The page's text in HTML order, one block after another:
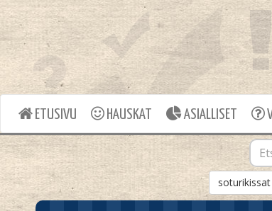
ETUSIVU HAUSKAT ASIALLISET
soturikissat